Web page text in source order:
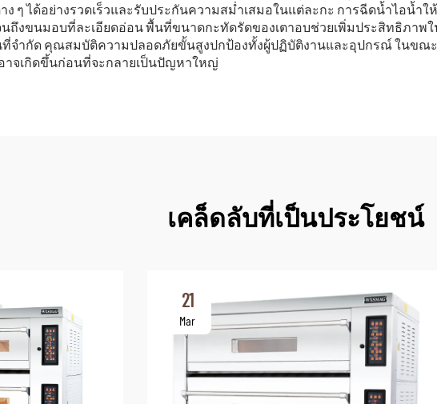
ๆ ได้อย่างรวดเร็วและรับประกันความสม่ำเสมอในแต่ละกะ การฉีดน้ำไอน้
งขนมอบที่ละเอียดอ่อน พื้นที่ขนาดกะทัดรัดของเตาอบช่วยเพิ่มประสิทธิภาพใ
จำกัด คุณสมบัติความปลอดภัยขั้นสูงปกป้องทั้งผู้ปฏิบัติงานและอุปกรณ์ ในขณ
าจเกิดขึ้นก่อนที่จะกลายเป็นปัญหาใหญ่
เคล็ดลับที่เป็นประโยชน์
21
Mar